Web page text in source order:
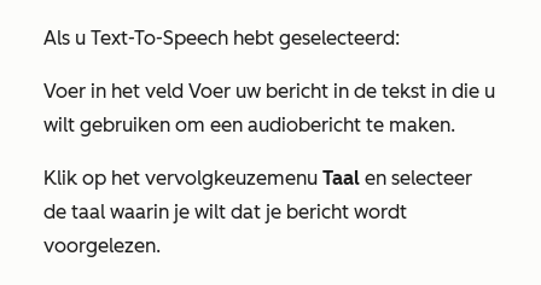
Als u Text-To-Speech hebt geselecteerd:
Voer in het veld Voer uw bericht in de tekst in die u
wilt gebruiken om een audiobericht te maken.
Klik op het vervolgkeuzemenu Taal en selecteer
de taal waarin je wilt dat je bericht wordt
voorgelezen.